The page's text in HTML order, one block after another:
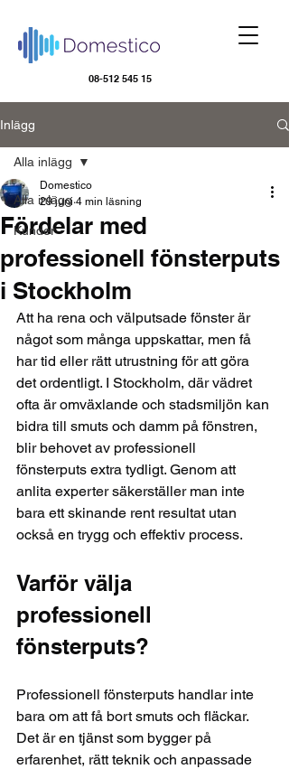
08-512 545 15
Inlägg
Alla inlägg
Kunder
Alla inlägg
Fördelar med
professionell fönsterputs
i Stockholm
Domestico
29 juni 4 min läsning
Att ha rena och välputsade fönster är
något som många uppskattar, men få
har tid eller rätt utrustning för att göra
det ordentligt. I Stockholm, där vädret
ofta är omväxlande och stadsmiljön kan
bidra till smuts och damm på fönstren,
blir behovet av professionell
fönsterputs extra tydligt. Genom att
anlita experter säkerställer man inte
bara ett skinande rent resultat utan
också en trygg och effektiv process.
Varför välja
professionell
fönsterputs?
Professionell fönsterputs handlar inte
bara om att få bort smuts och fläckar.
Det är en tjänst som bygger på
erfarenhet, rätt teknik och anpassade